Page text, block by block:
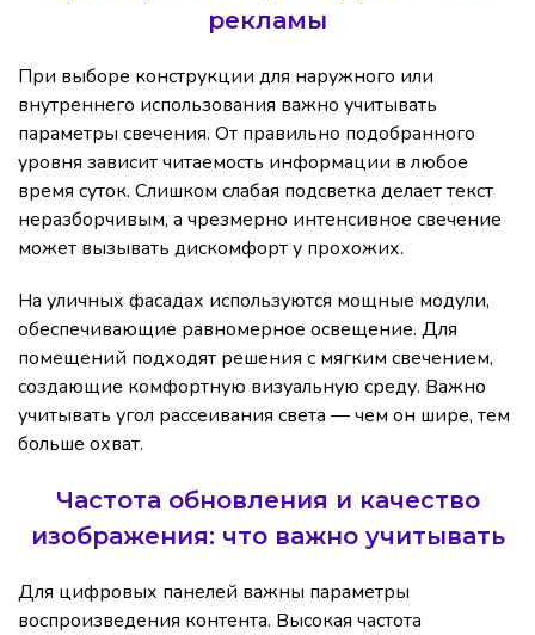
рекламы
При выборе конструкции для наружного или
внутреннего использования важно учитывать
параметры свечения. От правильно подобранного
уровня зависит читаемость информации в любое
время суток. Слишком слабая подсветка делает текст
неразборчивым, а чрезмерно интенсивное свечение
может вызывать дискомфорт у прохожих.
На уличных фасадах используются мощные модули,
обеспечивающие равномерное освещение. Для
помещений подходят решения с мягким свечением,
создающие комфортную визуальную среду. Важно
учитывать угол рассеивания света — чем он шире, тем
больше охват.
Частота обновления и качество
изображения: что важно учитывать
Для цифровых панелей важны параметры
воспроизведения контента. Высокая частота